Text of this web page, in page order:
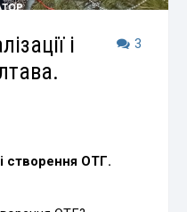
3
і
створення ОТГ.